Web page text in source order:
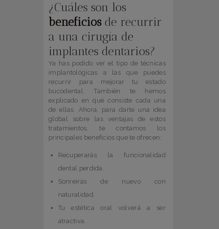
¿Cuáles son los
beneficiosde recurrir
a una cirugía de
implantes dentarios?
Ya has podido ver el tipo de técnicas
implantológicas a las que puedes
recurrir para mejorar tu estado
bucodental. También te hemos
explicado en qué consiste cada una
de ellas. Ahora, para darte una idea
global sobre las ventajas de estos
tratamientos, te contamos los
principales beneficios que te ofrecen:
Recuperarás la funcionalidad
dental perdida.
Sonreirás de nuevo con
naturalidad.
Tu estética oral volverá a ser
atractiva.